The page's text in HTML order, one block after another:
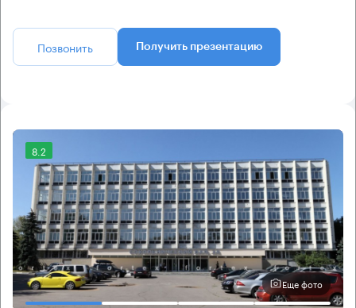
Позвонить Получить презентацию
8.2
Еще фото